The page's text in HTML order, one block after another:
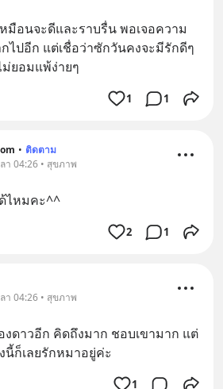
มือนจะดีและราบรื่น พอเจอความ
ไปอีก แต่เชื่อว่าซักวันคงจะมีรักดีๆ
ยอมแพ้ง่ายๆ
1 1
• ติดตาม
า 04:26 • สุขภาพ
ไหมคะ^^
2 1
า 04:26 • สุขภาพ
ดาวอีก คิดถึงมาก ชอบเขามาก แต่
นี้ก็เลยรักหมาอยู่ค่ะ
1